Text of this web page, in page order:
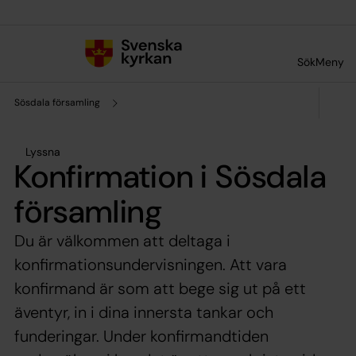
SökMeny
Sösdala församling
Lyssna
Konfirmation i Sösdala
församling
Du är välkommen att deltaga i
konfirmationsundervisningen. Att vara
konfirmand är som att bege sig ut på ett
äventyr, in i dina innersta tankar och
funderingar. Under konfirmandtiden